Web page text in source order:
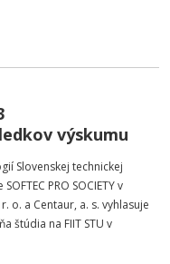
výskumu
Slovenskej technickej
PRO SOCIETY v
o. a Centaur, a. s. vyhlasuje
štúdia na FIIT STU v